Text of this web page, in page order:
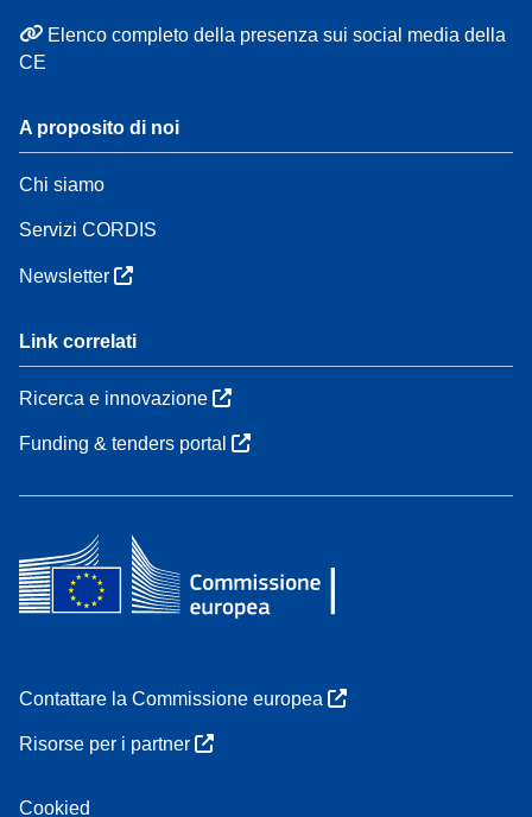
Elenco completo della presenza sui social media della
CE
A proposito di noi
Chi siamo
Servizi CORDIS
Newsletter
Link correlati
Ricerca e innovazione
Funding & tenders portal
Contattare la Commissione europea
Risorse per i partner
Cookied